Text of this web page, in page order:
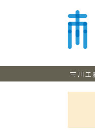
市川工